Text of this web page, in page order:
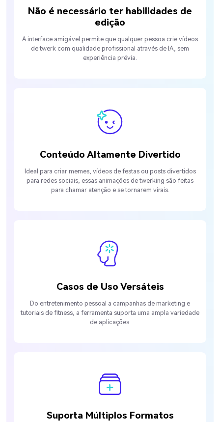
Não é necessário ter habilidades de
edição
A interface amigável permite que qualquer pessoa crie vídeos
de twerk com qualidade profissional através de IA, sem
experiência prévia.
Conteúdo Altamente Divertido
Ideal para criar memes, vídeos de festas ou posts divertidos
para redes sociais, essas animações de twerking são feitas
para chamar atenção e se tornarem virais.
Casos de Uso Versáteis
Do entretenimento pessoal a campanhas de marketing e
tutoriais de fitness, a ferramenta suporta uma ampla variedade
de aplicações.
Suporta Múltiplos Formatos